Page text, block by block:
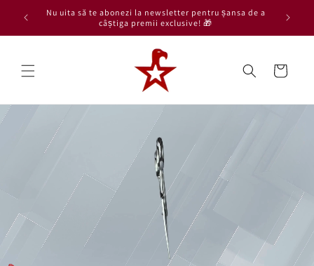
Skip to
content
Nu uita să te abonezi la newsletter pentru șansa de a
câștiga premii exclusive! 🎁
Cart